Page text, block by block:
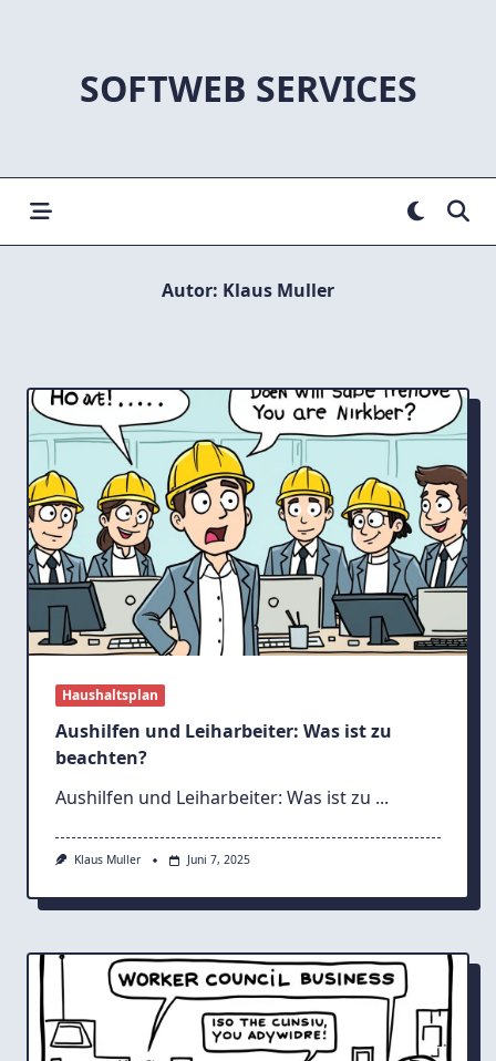
SOFTWEB SERVICES
Autor: Klaus Muller
Haushaltsplan
Aushilfen und Leiharbeiter: Was ist zu
beachten?
Aushilfen und Leiharbeiter: Was ist zu ...
Klaus Muller Juni 7, 2025